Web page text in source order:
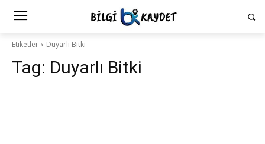
Etiketler Duyarlı Bitki
Tag: Duyarlı Bitki